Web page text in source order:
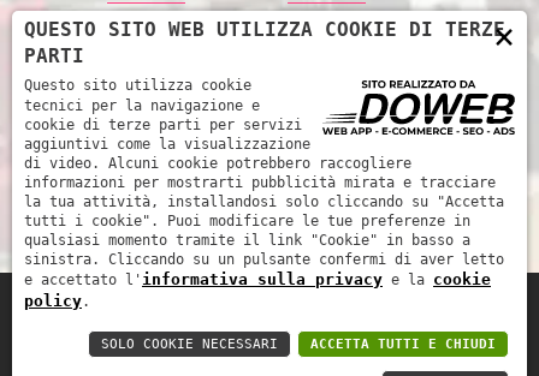
Home
Storia
Prodotti
News
Contatti
Abbigliamento
Accessori merceria
Filati
Intimo Donna
Intimo uomo
Mare
Marinella snc - P.IVA: 03252510239 -
Cookie policy
×
QUESTO SITO WEB UTILIZZA COOKIE DI TERZE
PARTI
Questo sito utilizza cookie
tecnici per la navigazione e
cookie di terze parti per servizi
aggiuntivi come la visualizzazione
di video. Alcuni cookie potrebbero raccogliere
informazioni per mostrarti pubblicità mirata e tracciare
la tua attività, installandosi solo cliccando su "Accetta
tutti i cookie". Puoi modificare le tue preferenze in
qualsiasi momento tramite il link "Cookie" in basso a
sinistra. Cliccando su un pulsante confermi di aver letto
e accettato l' informativa sulla privacy e la cookie
policy.
ACCETTA TUTTI E CHIUDI
SOLO COOKIE NECESSARI